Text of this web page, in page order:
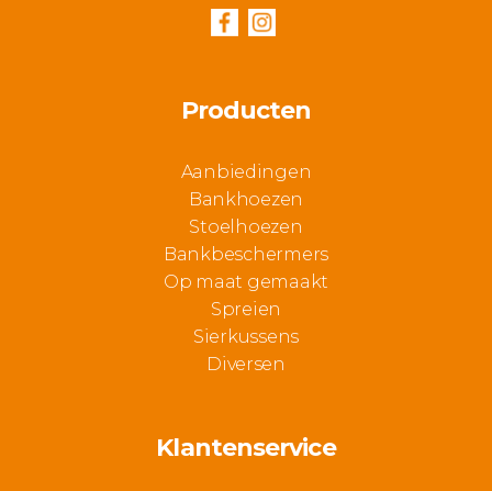
Producten
Aanbiedingen
Bankhoezen
Stoelhoezen
Bankbeschermers
Op maat gemaakt
Spreien
Sierkussens
Diversen
Klantenservice